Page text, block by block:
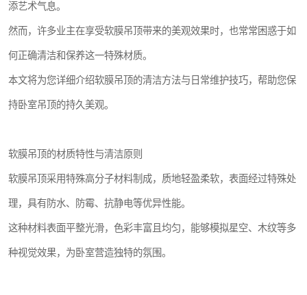
添艺术气息。
然而，许多业主在享受软膜吊顶带来的美观效果时，也常常困惑于如
何正确清洁和保养这一特殊材质。
本文将为您详细介绍软膜吊顶的清洁方法与日常维护技巧，帮助您保
持卧室吊顶的持久美观。
软膜吊顶的材质特性与清洁原则
软膜吊顶采用特殊高分子材料制成，质地轻盈柔软，表面经过特殊处
理，具有防水、防霉、抗静电等优异性能。
这种材料表面平整光滑，色彩丰富且均匀，能够模拟星空、木纹等多
种视觉效果，为卧室营造独特的氛围。